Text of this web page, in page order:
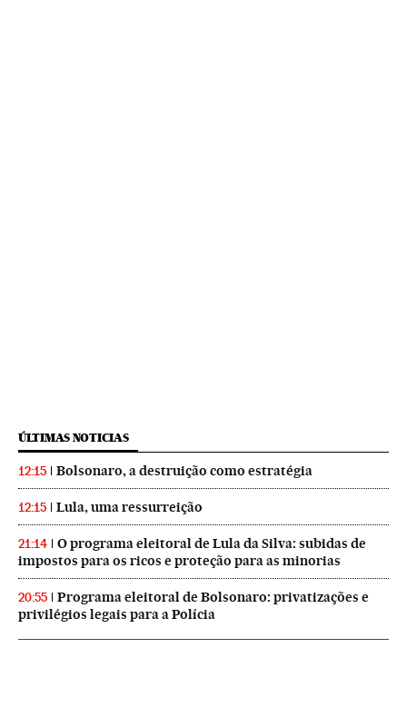
ÚLTIMAS NOTICIAS
12:15 Bolsonaro, a destruição como estratégia
12:15 Lula, uma ressurreição
21:14
O programa eleitoral de Lula da Silva: subidas de
impostos para os ricos e proteção para as minorias
20:55
Programa eleitoral de Bolsonaro: privatizações e
privilégios legais para a Polícia